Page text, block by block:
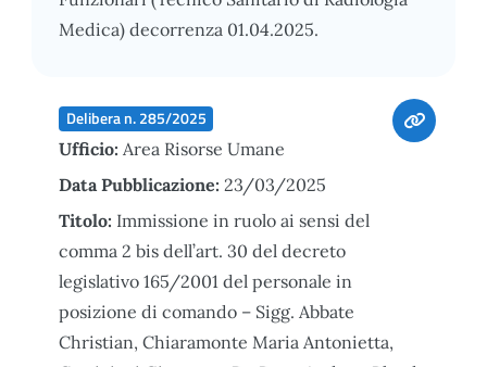
Medica) decorrenza 01.04.2025.
Delibera n. 285/2025
Ufficio: Area Risorse Umane
Data Pubblicazione: 23/03/2025
Titolo: Immissione in ruolo ai sensi del
comma 2 bis dell’art. 30 del decreto
legislativo 165/2001 del personale in
posizione di comando – Sigg. Abbate
Christian, Chiaramonte Maria Antonietta,